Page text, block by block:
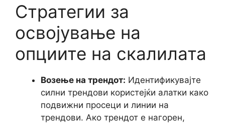
Стратегии за
освојување на
опциите на скалилата
Возење на трендот: Идентификувајте
силни трендови користејќи алатки како
подвижни просеци и линии на
трендови. Ако трендот е нагорен,